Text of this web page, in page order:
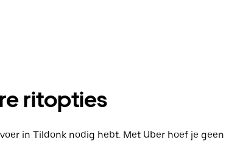
ritopties
in Tildonk nodig hebt. Met Uber hoef je geen